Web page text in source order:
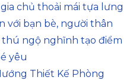
chủ thoải mái tựa lưng
với bạn bè, người thân
thú ngộ nghĩnh tạo điểm
yêu
Thiết Kế Phòng